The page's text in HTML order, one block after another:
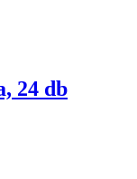
24 db